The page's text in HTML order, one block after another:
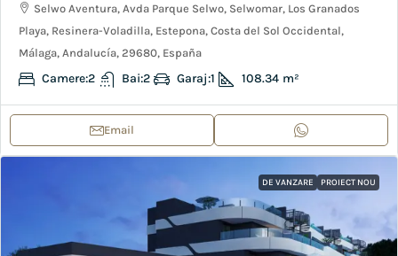
Selwo Aventura, Avda Parque Selwo, Selwomar, Los Granados
Playa, Resinera-Voladilla, Estepona, Costa del Sol Occidental,
Málaga, Andalucía, 29680, España
Camere:2 Bai:2 Garaj:1 108.34 m²
Email
DE VANZARE PROIECT NOU